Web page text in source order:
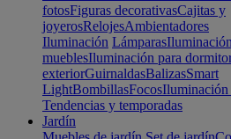
fotosFiguras decorativasCajitas y
joyerosRelojesAmbientadores
Iluminación Lámparas
mueblesIluminación para
exteriorGuirnaldasBalizasSmart
LightBombillasFocosIluminación
Tendencias y temporadas
Jardín